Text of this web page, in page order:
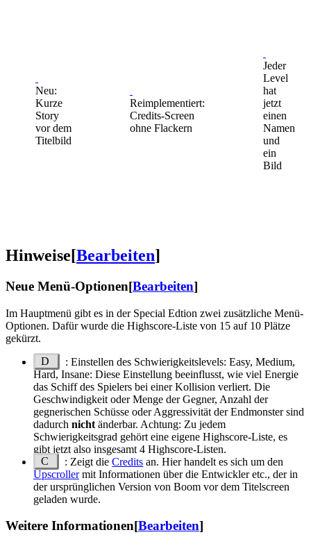
Neu:
Kurze
Story
vor dem
Titelbild
Reimplementiert:
Credits-Screen
ohne Flackern
Jeder
Level
hat
jetzt
einen
Namen
und
ein
Bild
Hinweise[Bearbeiten]
Neue Menü-Optionen[Bearbeiten]
Im Hauptmenü gibt es in der Special Edtion zwei zusätzliche Menü-
Optionen. Dafür wurde die Highscore-Liste von 15 auf 10 Plätze
gekürzt.
D
: Einstellen des Schwierigkeitslevels: Easy, Medium,
Hard, Insane: Diese Einstellung beeinflusst, wie viel Energie
das Schiff des Spielers bei einer Kollision verliert. Die
Geschwindigkeit oder Menge der Gegner, Anzahl der
gegnerischen Schüsse oder Aggressivität der Endmonster sind
dadurch nicht änderbar. Achtung: Zu jedem
Schwierigkeitsgrad gehört eine eigene Highscore-Liste, es
gibt jetzt also insgesamt 4 Highscore-Listen.
C
: Zeigt dieCredits an. Hier handelt es sich um den
Upscrollermit Informationen über die Entwickler etc., der in
der ursprünglichen Version von Boom vor dem Titelscreen
geladen wurde.
Weitere Informationen[Bearbeiten]